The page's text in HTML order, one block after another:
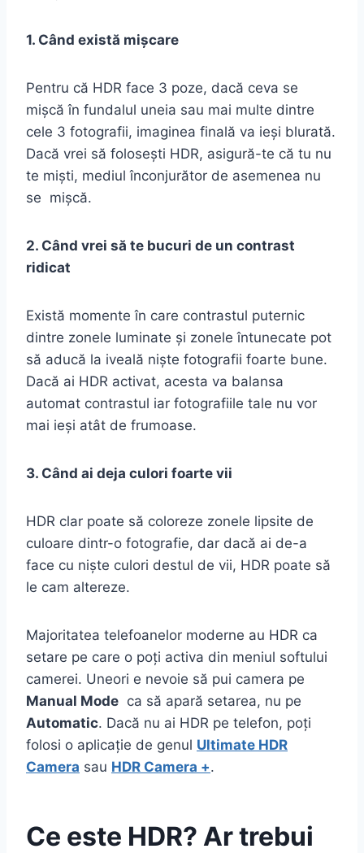
1. Când există mișcare
Pentru că HDR face 3 poze, dacă ceva se
mișcă în fundalul uneia sau mai multe dintre
cele 3 fotografii, imaginea finală va ieși blurată.
Dacă vrei să folosești HDR, asigură-te că tu nu
te miști, mediul înconjurător de asemenea nu
se mișcă.
2. Când vrei să te bucuri de un contrast
ridicat
Există momente în care contrastul puternic
dintre zonele luminate și zonele întunecate pot
să aducă la iveală niște fotografii foarte bune.
Dacă ai HDR activat, acesta va balansa
automat contrastul iar fotografiile tale nu vor
mai ieși atât de frumoase.
3. Când ai deja culori foarte vii
HDR clar poate să coloreze zonele lipsite de
culoare dintr-o fotografie, dar dacă ai de-a
face cu niște culori destul de vii, HDR poate să
le cam altereze.
Majoritatea telefoanelor moderne au HDR ca
setare pe care o poți activa din meniul softului
camerei. Uneori e nevoie să pui camera pe
Manual Mode ca să apară setarea, nu pe
Automatic. Dacă nu ai HDR pe telefon, poți
folosi o aplicație de genul Ultimate HDR
Camera sau HDR Camera +.
Ce este HDR? Ar trebui